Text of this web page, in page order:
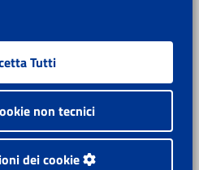
Tutti
non tecnici
dei cookie